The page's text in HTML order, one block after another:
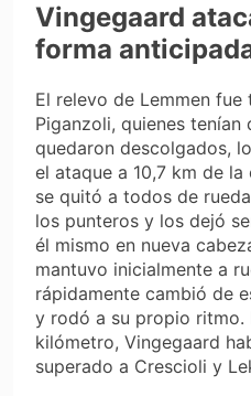
Vingegaard
forma
El relevo de Lemmen
Piganzoli, quienes tenían
quedaron descolgados,
el ataque a 10,7 km de
se quitó a todos de
los punteros y los dejó
él mismo en nueva
mantuvo inicialmente a
rápidamente cambió de
y rodó a su propio ritmo.
kilómetro, Vingegaard
superado a Crescioli y